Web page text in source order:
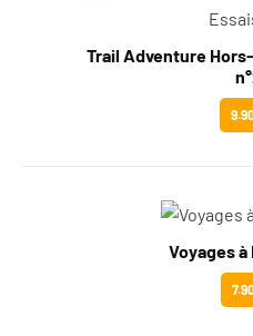
Trail Adventure
Voyages à